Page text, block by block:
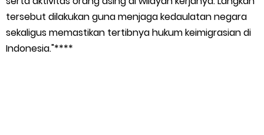
tersebut dilakukan guna menjaga kedaulatan negara
sekaligus memastikan tertibnya hukum keimigrasian di
Indonesia."****